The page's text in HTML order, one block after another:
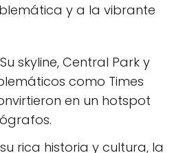
y a la vibrante
skyline, Central Park y
como Times
en un hotspot
rica historia y cultura, la